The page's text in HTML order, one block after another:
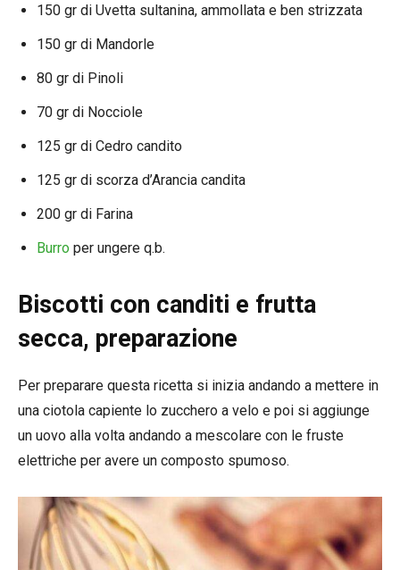
150 gr di Uvetta sultanina, ammollata e ben strizzata
150 gr di Mandorle
80 gr di Pinoli
70 gr di Nocciole
125 gr di Cedro candito
125 gr di scorza d’Arancia candita
200 gr di Farina
Burro per ungere q.b.
Biscotti con canditi e frutta
secca, preparazione
Per preparare questa ricetta si inizia andando a mettere in
una ciotola capiente lo zucchero a velo e poi si aggiunge
un uovo alla volta andando a mescolare con le fruste
elettriche per avere un composto spumoso.